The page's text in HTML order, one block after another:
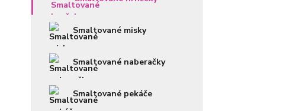
Smaltované misky
Smaltované naberačky
Smaltované pekáče